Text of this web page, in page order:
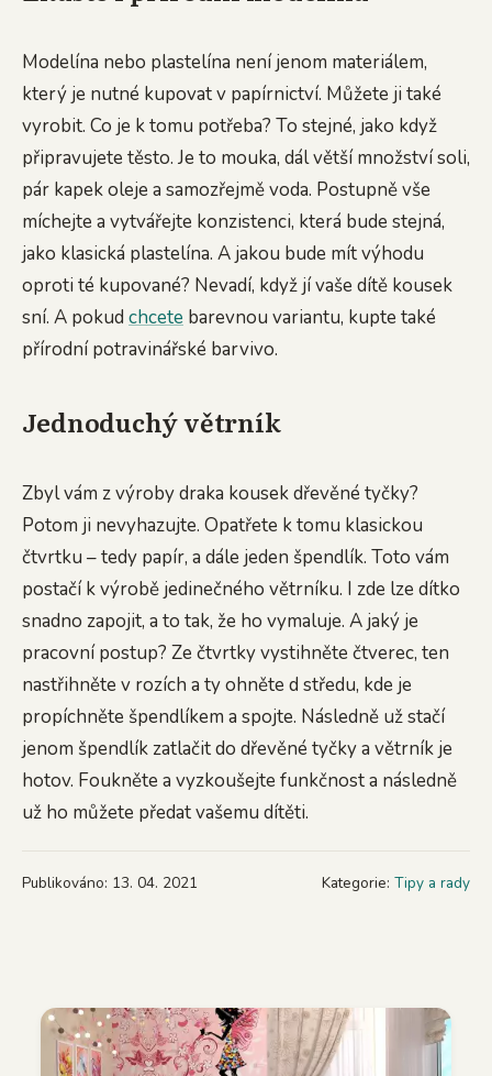
Modelína nebo plastelína není jenom materiálem,
který je nutné kupovat v papírnictví. Můžete ji také
vyrobit. Co je k tomu potřeba? To stejné, jako když
připravujete těsto. Je to mouka, dál větší množství soli,
pár kapek oleje a samozřejmě voda. Postupně vše
míchejte a vytvářejte konzistenci, která bude stejná,
jako klasická plastelína. A jakou bude mít výhodu
oproti té kupované? Nevadí, když jí vaše dítě kousek
sní. A pokud chcete barevnou variantu, kupte také
přírodní potravinářské barvivo.
Jednoduchý větrník
Zbyl vám z výroby draka kousek dřevěné tyčky?
Potom ji nevyhazujte. Opatřete k tomu klasickou
čtvrtku – tedy papír, a dále jeden špendlík. Toto vám
postačí k výrobě jedinečného větrníku. I zde lze dítko
snadno zapojit, a to tak, že ho vymaluje. A jaký je
pracovní postup? Ze čtvrtky vystihněte čtverec, ten
nastřihněte v rozích a ty ohněte d středu, kde je
propíchněte špendlíkem a spojte. Následně už stačí
jenom špendlík zatlačit do dřevěné tyčky a větrník je
hotov. Foukněte a vyzkoušejte funkčnost a následně
už ho můžete předat vašemu dítěti.
Publikováno: 13. 04. 2021 Kategorie: Tipy a rady